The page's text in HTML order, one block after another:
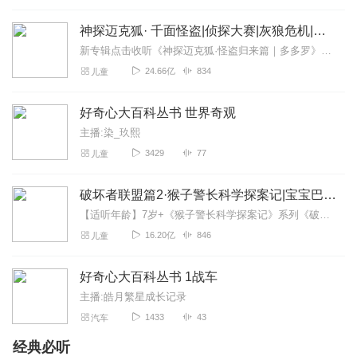
神探迈克狐· 千面怪盗|侦探大赛|灰狼危机|多多罗
新专辑点击收听《神探迈克狐·怪盗归来篇｜多多罗》！！！>>>点击进入主播橱窗购买《神探迈克狐》系列图书吧!<<<多多罗故事【点击前往】收听多多罗其他好玩有趣的故...
儿童 24.66亿 834
好奇心大百科丛书 世界奇观
主播:染_玖熙
儿童 3429 77
破坏者联盟篇2·猴子警长科学探案记|宝宝巴士故事
【适听年龄】7岁+《猴子警长科学探案记》系列《破坏者联盟篇1·猴子警长科学探案记》>>>《破坏者联盟篇2·猴子警长科学探案记》>>>《破坏者联盟篇3·猴子警长科...
儿童 16.20亿 846
好奇心大百科丛书 1战车
主播:皓月繁星成长记录
汽车 1433 43
经典必听